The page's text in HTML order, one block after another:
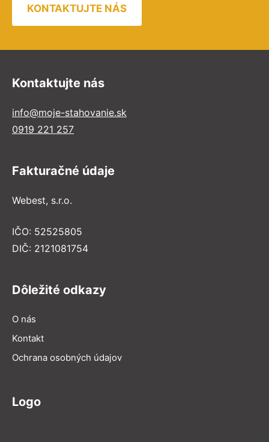
KONTAKTUJTE NÁS
Kontaktujte nás
info@moje-stahovanie.sk
0919 221 257
Fakturačné údaje
Webest, s.r.o.
IČO: 52525805
DIČ: 2121081754
Dôležité odkazy
O nás
Kontakt
Ochrana osobných údajov
Logo